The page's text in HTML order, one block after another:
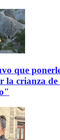
que
la crianza